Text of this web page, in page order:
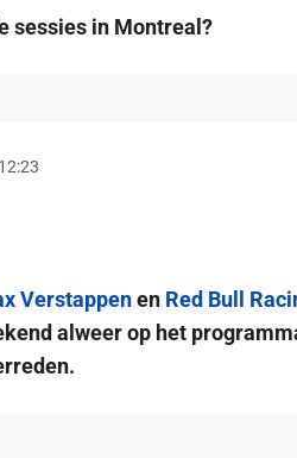
sessies in Montreal?
Verstappenen Red Bull
alweer op het